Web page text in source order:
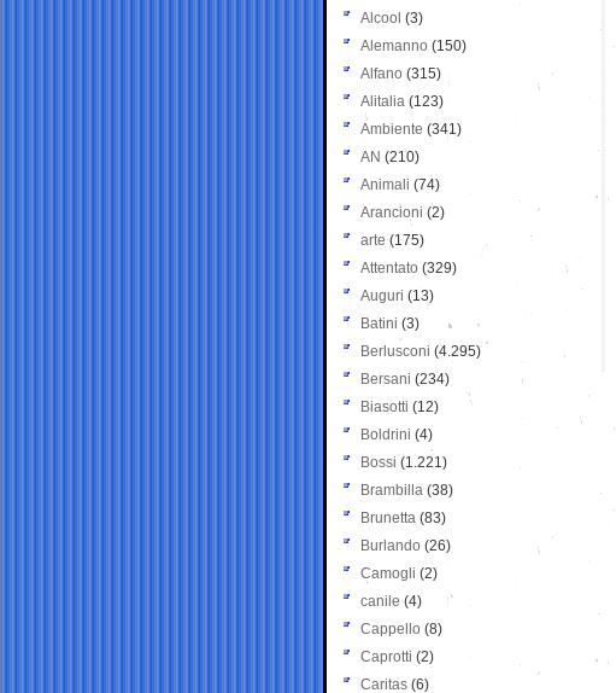
Alcool (3)
Alemanno (150)
Alfano (315)
Alitalia (123)
Ambiente (341)
AN (210)
Animali (74)
Arancioni (2)
arte (175)
Attentato (329)
Auguri (13)
Batini (3)
Berlusconi (4.295)
Bersani (234)
Biasotti (12)
Boldrini (4)
Bossi (1.221)
Brambilla (38)
Brunetta (83)
Burlando (26)
Camogli (2)
canile (4)
Cappello (8)
Caprotti (2)
Caritas (6)